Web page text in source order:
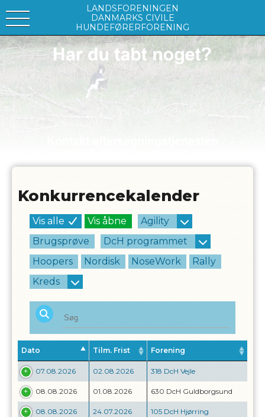
LANDSFORENINGEN
DANMARKS CIVILE
HUNDEFØRERFORENING
Konkurrencekalender
Vis alle Vis åbne
Agility
Brugsprøve
DcH programmet
Hoopers
Nordisk NoseWork
Rally
Kreds
Dato Tilm. Frist Forening
07.08.2026 02.08.2026 318 DcH Vejle
08.08.2026 01.08.2026 630 DcH Guldborgsund
08.08.2026 24.07.2026 105 DcH Hjørring